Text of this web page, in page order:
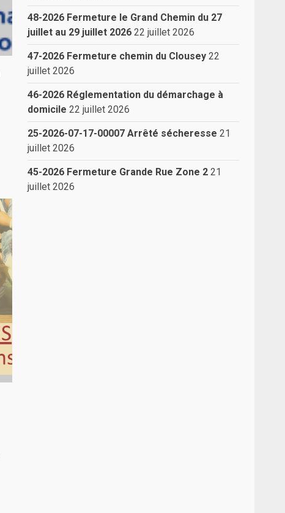
48-2026 Fermeture le Grand Chemin du 27
juillet au 29 juillet 2026 22 juillet 2026
47-2026 Fermeture chemin du Clousey 22
juillet 2026
46-2026 Réglementation du démarchage à
domicile 22 juillet 2026
25-2026-07-17-00007 Arrêté sécheresse 21
juillet 2026
45-2026 Fermeture Grande Rue Zone 2 21
juillet 2026